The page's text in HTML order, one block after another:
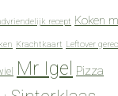
recept Koken
Krachtkaart Leftover
Mr Igel Pizza